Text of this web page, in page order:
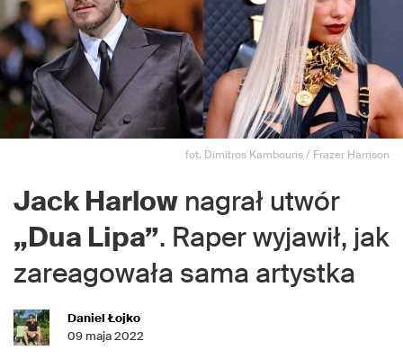
fot. Dimitros Kambouris / Frazer Harrison
Jack Harlow nagrał utwór
„Dua Lipa”. Raper wyjawił, jak
zareagowała sama artystka
Daniel Łojko
09 maja 2022